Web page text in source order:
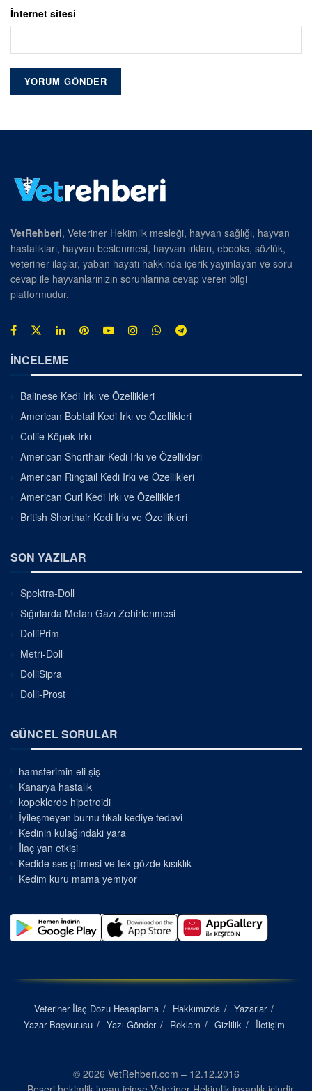
İnternet sitesi
VetRehberi, Veteriner Hekimlik mesleği, hayvan sağlığı, hayvan
hastalıkları, hayvan beslenmesi, hayvan ırkları, ebooks, sözlük,
veteriner ilaçlar, yaban hayatı hakkında içerik yayınlayan ve soru-
cevap ile hayvanlarınızın sorunlarına cevap veren bilgi
platformudur.
İNCELEME
Balinese Kedi Irkı ve Özellikleri
American Bobtail Kedi Irkı ve Özellikleri
Collie Köpek Irkı
American Shorthair Kedi Irkı ve Özellikleri
American Ringtail Kedi Irkı ve Özellikleri
American Curl Kedi Irkı ve Özellikleri
British Shorthair Kedi Irkı ve Özellikleri
SON YAZILAR
Spektra-Doll
Sığırlarda Metan Gazı Zehirlenmesi
DolliPrim
Metri-Doll
DolliSipra
Dolli-Prost
GÜNCEL SORULAR
hamsterimin eli şiş
Kanarya hastalık
kopeklerde hipotroidi
İyileşmeyen burnu tıkalı kediye tedavi
Kedinin kulağındaki yara
İlaç yan etkisi
Kedide ses gitmesi ve tek gözde kısıklık
Kedim kuru mama yemiyor
Veteriner İlaç Dozu Hesaplama Hakkımızda
Yazarlar
Yazar Başvurusu
Yazı Gönder Reklam Gizlilik İletişim
© 2026 VetRehberi.com – 12.12.2016